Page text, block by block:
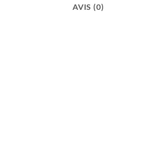
AVIS (0)